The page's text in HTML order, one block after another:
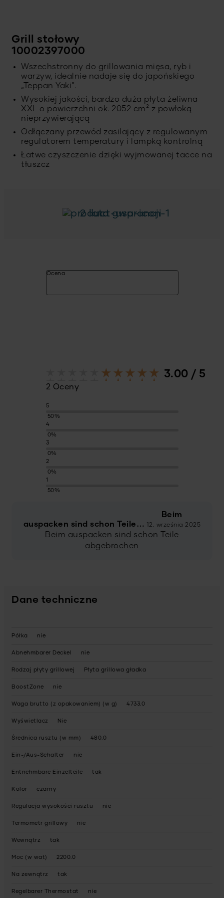
Grill stołowy
10002397000
Wszechstronny do grillowania mięsa, ryb i
warzyw, idealnie nadaje się do japońskiego
„Teppan Yaki”.
Wysokiej jakości, bardzo duża płyta żeliwna
XXL o powierzchni ok. 2052 cm² z powłoką
nieprzywierającą
Odłączany przewód zasilający z regulowanym
regulatorem temperatury i lampką kontrolną
Łatwe czyszczenie dzięki wyjmowanej tacce na
tłuszcz
2 lata gwarancji
Ocena
3.00 / 5
2 Oceny
5
50%
4
0%
3
0%
2
0%
1
50%
Beim
auspacken sind schon Teile… 12. września 2025
Beim auspacken sind schon Teile
abgebrochen
Dane techniczne
Półka nie
Abnehmbarer Deckel nie
Rodzaj płyty grillowej Płyta grillowa gładka
BoostZone nie
Waga brutto (z opakowaniem) (w g) 4733.0
Wyświetlacz Nie
Średnica rusztu (w mm) 480.0
Ein-/Aus-Schalter nie
Entnehmbare Einzelteile tak
Kolor czarny
Regulacja wysokości rusztu nie
Termometr grillowy nie
Wewnątrz tak
Moc (w wat) 2200.0
Na zewnątrz tak
Regelbarer Thermostat nie